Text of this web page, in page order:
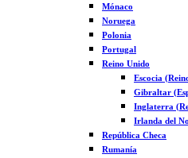
Mónaco
Noruega
Polonia
Portugal
Reino Unido
Escocia
Gibraltar
Inglaterra
Irlanda del
República Checa
Rumanía